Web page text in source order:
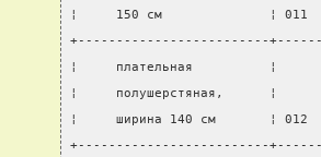
¦     150 см              ¦
+-------------------------
¦     плательная
¦     полушерстяная,
¦     ширина 140 см       ¦
+-------------------------